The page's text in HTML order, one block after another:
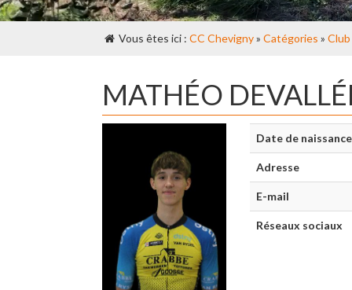
Vous êtes ici : CC Chevigny» Catégories » Club
MATHÉO
Date de naissance
Adresse
E-mail
Réseaux sociaux